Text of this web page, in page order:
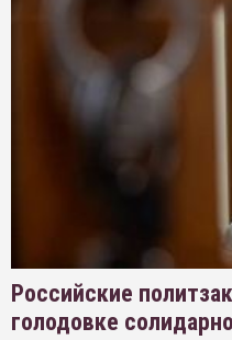
Российские
голодовке